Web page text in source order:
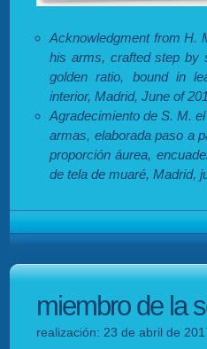
Acknowledgment from H.
his arms, crafted step by
golden ratio, bound in
interior, Madrid, June of
Agradecimiento de S. M.
armas, elaborada paso a
proporción áurea,
de tela de muaré, Madrid,
miembro de la
realización: 23 de abril de